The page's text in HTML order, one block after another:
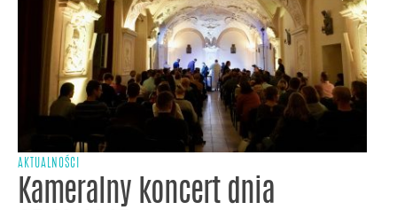
AKTUALNOŚCI
Kameralny koncert dnia